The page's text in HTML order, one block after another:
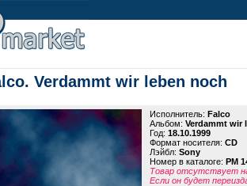
Verdammt wir leben noch
Исполнитель: Falco
Альбом: Verdammt wir
Год: 18.10.1999
Формат носителя: CD
Лэйбл: Sony
Номер в каталоге: PM
Товар отсутствует
Если он будет